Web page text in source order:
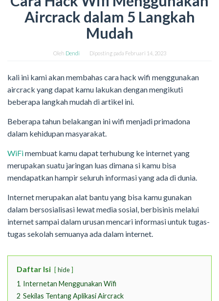
Aircrack dalam 5 Langkah
Mudah
Oleh Dendi Diposting pada Februari 14, 2023
kali ini kami akan membahas cara hack wifi menggunakan
aircrack yang dapat kamu lakukan dengan mengikuti
beberapa langkah mudah di artikel ini.
Beberapa tahun belakangan ini wifi menjadi primadona
dalam kehidupan masyarakat.
WiFimembuat kamu dapat terhubung ke internet yang
merupakan suatu jaringan luas dimana si kamu bisa
mendapatkan hampir seluruh informasi yang ada di dunia.
Internet merupakan alat bantu yang bisa kamu gunakan
dalam bersosialisasi lewat media sosial, berbisinis melalui
internet sampai dalam urusan mencari informasi untuk tugas-
tugas sekolah semuanya ada dalam internet.
Daftar Isi hide
1 Internetan Menggunakan Wifi
2 Sekilas Tentang Aplikasi Aircrack